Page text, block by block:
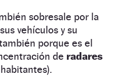
sobresale por la
vehículos y su
porque es el
de radares